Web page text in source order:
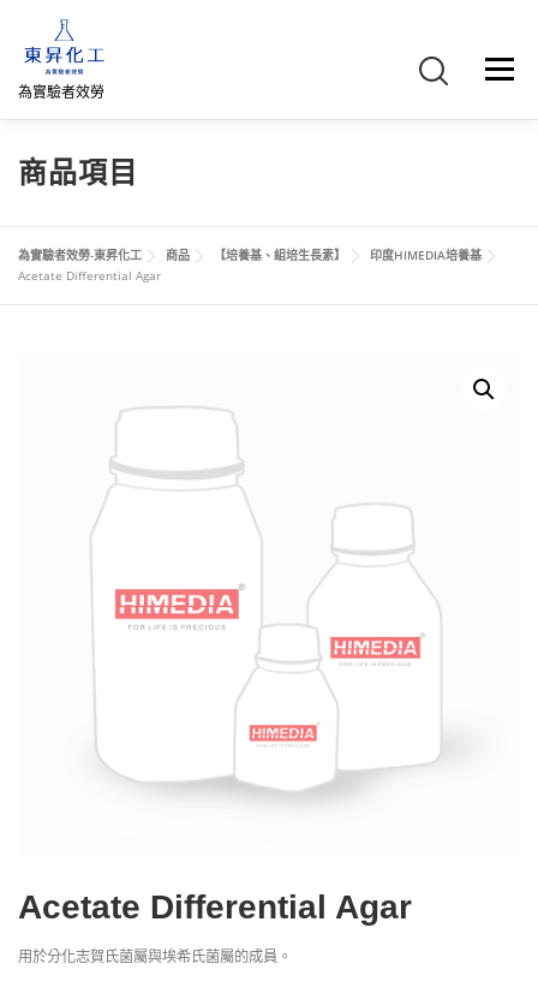
為實驗者效勞
選單
首頁 關於我們
網路商店 直購專區 詢價車、購物車/會員
商品項目
為實驗者效勞-東昇化工 商品 【培養基、組培生長素】
印度HIMEDIA培養基
Acetate Differential Agar
Acetate Differential Agar
用於分化志賀氏菌屬與埃希氏菌屬的成員。